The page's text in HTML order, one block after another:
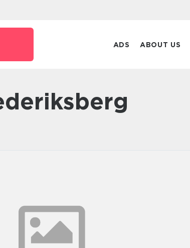
ADS ABOUT US